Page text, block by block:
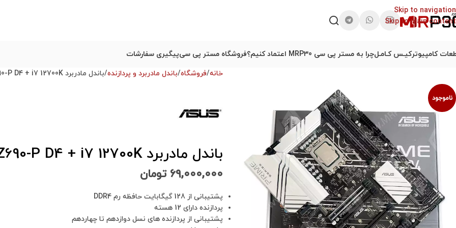
Skip to navigation
Skip to main content
کامپیوترکیـس کـامـلچرا به مستر پی سی MRP30 اعتماد کنیم؟ فروشگاه مستر پی سیپیگیری سفارشات
ناموجود
خانه فروشگاه باندل مادربرد و پردازنده باندل مادربرد ASUS Prime Z690-P D4 + i7 12700K استوک در حد نو
باندل مادربرد ASUS Prime Z690-P D4 + i7 12700K استوک در حد نو
۶۹,۰۰۰,۰۰۰ تومان
پشتیبانی از 128 گیگابایت حافظه رم DDR4
پردازنده دارای 12 هسته
پشتیبانی از پردازنده های نسل دوازدهم تا چهاردهم